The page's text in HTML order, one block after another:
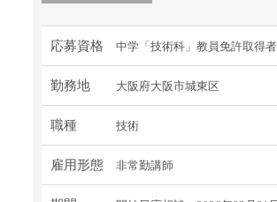
応募資格 中学「技術科」教員免許取得者
勤務地 大阪府大阪市城東区
職種 技術
雇用形態 非常勤講師